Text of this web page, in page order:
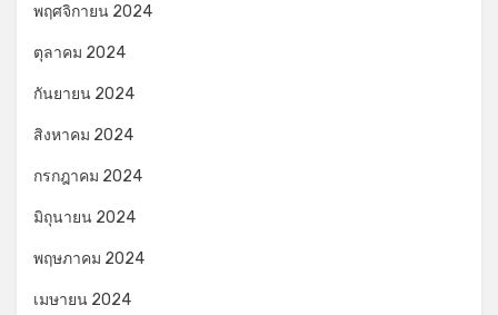
พฤศจิกายน 2024
ตุลาคม 2024
กันยายน 2024
สิงหาคม 2024
กรกฎาคม 2024
มิถุนายน 2024
พฤษภาคม 2024
เมษายน 2024